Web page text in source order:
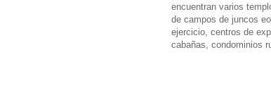
encuentran varios
de campos de juncos
ejercicio, centros de
cabañas, condominios